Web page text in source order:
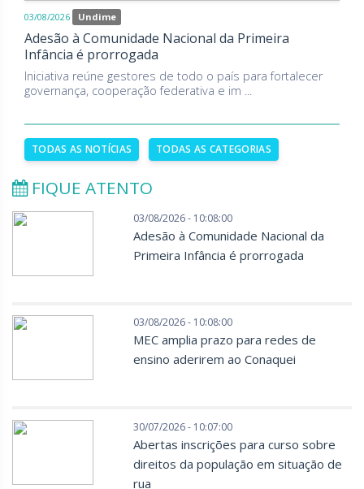
03/08/2026 Undime
Adesão à Comunidade Nacional da Primeira
Infância é prorrogada
Iniciativa reúne gestores de todo o país para fortalecer
governança, cooperação federativa e im ...
TODAS AS NOTÍCIAS TODAS AS CATEGORIAS
FIQUE ATENTO
03/08/2026 - 10:08:00
Adesão à Comunidade Nacional da
Primeira Infância é prorrogada
03/08/2026 - 10:08:00
MEC amplia prazo para redes de
ensino aderirem ao Conaquei
30/07/2026 - 10:07:00
Abertas inscrições para curso sobre
direitos da população em situação de
rua